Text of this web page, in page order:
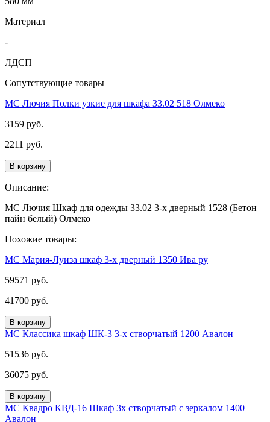
Материал
-
ЛДСП
Сопутствующие товары
МС Лючия Полки узкие для шкафа 33.02 518 Олмеко
3159 руб.
2211 руб.
В корзину
Описание:
МС Лючия Шкаф для одежды 33.02 3-х дверный 1528 (Бетон
пайн белый) Олмеко
Похожие товары:
МС Мария-Луиза шкаф 3-х дверный 1350 Ива ру
59571 руб.
41700 руб.
В корзину
МС Классика шкаф ШК-3 3-х створчатый 1200 Авалон
51536 руб.
36075 руб.
В корзину
МС Квадро КВД-16 Шкаф 3х створчатый с зеркалом 1400
Авалон